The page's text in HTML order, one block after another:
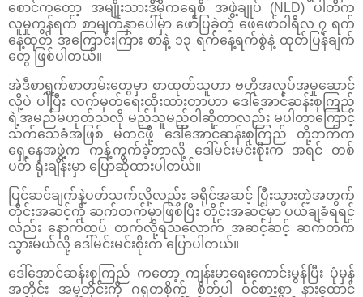
စောင်ကတော့ အမျိုးသားဒီမိုကရေစီ အဖွဲ့ချုပ် (NLD) ပါတီက
လူမှုကွန်ရက် စာမျက်နှာပေါ်မှာ ဖော်ပြခဲ့တဲ့ ဖေဖော်ဝါရီလ ၇ ရက်
နေ့ထုတ် အကြောင်းကြား စာနဲ့ ၁၃ ရက်နေ့ရက်စွဲနဲ့ ထုတ်ပြန်ချက်
တွေ ဖြစ်ပါတယ်။
အဲဒီစာရွက်စာတမ်းတွေမှာ စာထုတ်သူဟာ ဗဟိုအလုပ်အမှုဆောင်
လို့ပဲ ပါပြီး လက်မှတ်ရေးထိုးထားတာဟာ ဒေါ်အောင်ဆန်းစုကြည်
ရဲ့အမည်မဟုတ်သလို မည်သူမည်ဝါဆိုတာလည်း မပါတာကြောင့်
သက်သေခံအဖြစ် မတင်ဖို့ ဒေါ်အောင်ဆန်းစုကြည် တို့ဘက်က
ရှေ့နေအဖွဲ့က ကန့်ကွက်ခဲ့တာလို့ ဒေါ်မင်းမင်းစိုးက အရင် တစ်
ပတ် ရုံးချိန်းမှာ ပြောဆိုထားပါတယ်။
ပြင်ဆင်ချက်နဲ့ပတ်သက်လို့လည်း ခရိုင်အဆင့် ပြီးသွားတဲ့အတွက်
တိုင်းအဆင့်ကို ဆက်တက်မှာဖြစ်ပြီး တိုင်းအဆင့်မှာ ပယ်ချခံရရင်
လည်း နောက်ထပ် တက်လို့ရသလောက် အဆင့်ဆင့် ဆက်တက်
သွားမယ်လို့ ဒေါ်မင်းမင်းစိုးက ပြောပါတယ်။
ဒေါ်အောင်ဆန်းစုကြည် ကတော့ ကျန်းမာရေးကောင်းမွန်ပြီး ပုံမှန်
အတိုင်း အမှုတိုင်းကို ဂရုတစိုက် စိတ်ပါ ဝင်စားစွာ နားထောင်